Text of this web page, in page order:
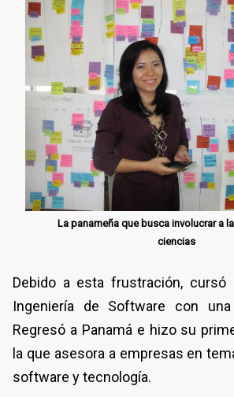
La panameña que busca involucrar a
ciencias
Debido a esta frustración, cursó
Ingeniería de Software con
Regresó a Panamá e hizo su
la que asesora a empresas en
software y tecnología.